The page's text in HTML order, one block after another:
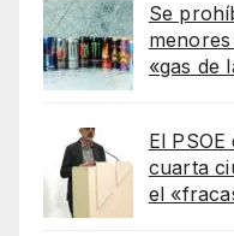
Se
«gas de
El
cuarta
el